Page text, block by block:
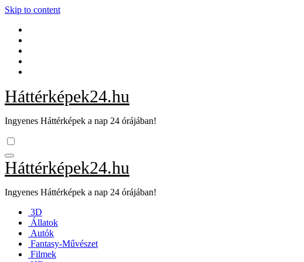
Skip to content
Háttérképek24.hu
Ingyenes Háttérképek a nap 24 órájában!
Háttérképek24.hu
Ingyenes Háttérképek a nap 24 órájában!
3D
Állatok
Autók
Fantasy-Művészet
Filmek